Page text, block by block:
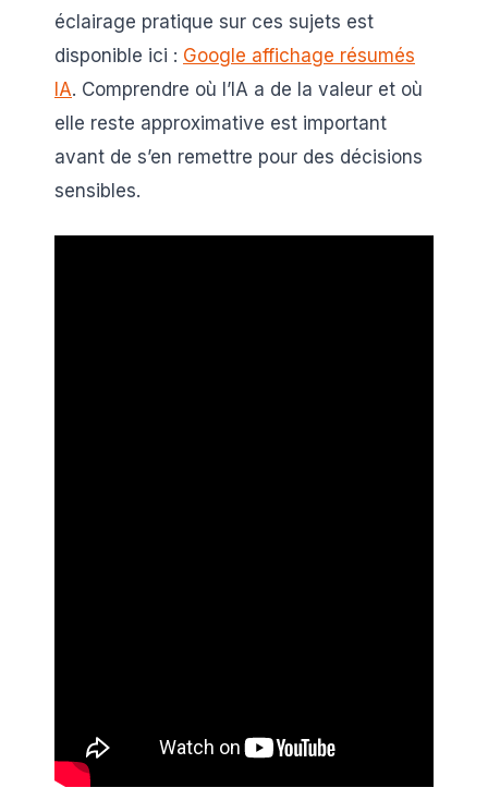
éclairage pratique sur ces sujets est
disponible ici : Google affichage résumés
IA. Comprendre où l’IA a de la valeur et où
elle reste approximative est important
avant de s’en remettre pour des décisions
sensibles.